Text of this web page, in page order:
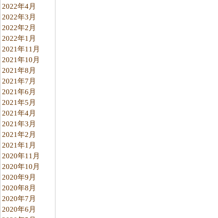
2022年4月
2022年3月
2022年2月
2022年1月
2021年11月
2021年10月
2021年8月
2021年7月
2021年6月
2021年5月
2021年4月
2021年3月
2021年2月
2021年1月
2020年11月
2020年10月
2020年9月
2020年8月
2020年7月
2020年6月